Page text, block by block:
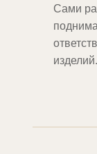
Сами
изделий.